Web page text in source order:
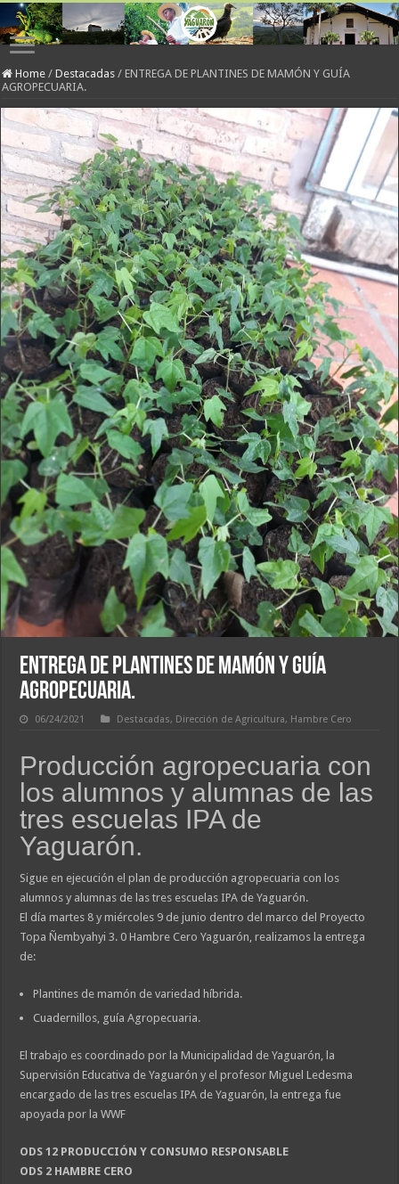
Home / Destacadas / ENTREGA DE PLANTINES DE MAMÓN Y GUÍA
AGROPECUARIA.
ENTREGA DE PLANTINES DE MAMÓN Y GUÍA
AGROPECUARIA.
06/24/2021 Destacadas, Dirección de Agricultura, Hambre Cero
Producción agropecuaria con
los alumnos y alumnas de las
tres escuelas IPA de
Yaguarón.
Sigue en ejecución el plan de producción agropecuaria con los
alumnos y alumnas de las tres escuelas IPA de Yaguarón.
El día martes 8 y miércoles 9 de junio dentro del marco del Proyecto
Topa Ñembyahyi 3. 0 Hambre Cero Yaguarón, realizamos la entrega
de:
Plantines de mamón de variedad híbrida.
Cuadernillos, guía Agropecuaria.
El trabajo es coordinado por la Municipalidad de Yaguarón, la
Supervisión Educativa de Yaguarón y el profesor Miguel Ledesma
encargado de las tres escuelas IPA de Yaguarón, la entrega fue
apoyada por la WWF
ODS 12 PRODUCCIÓN Y CONSUMO RESPONSABLE
ODS 2 HAMBRE CERO